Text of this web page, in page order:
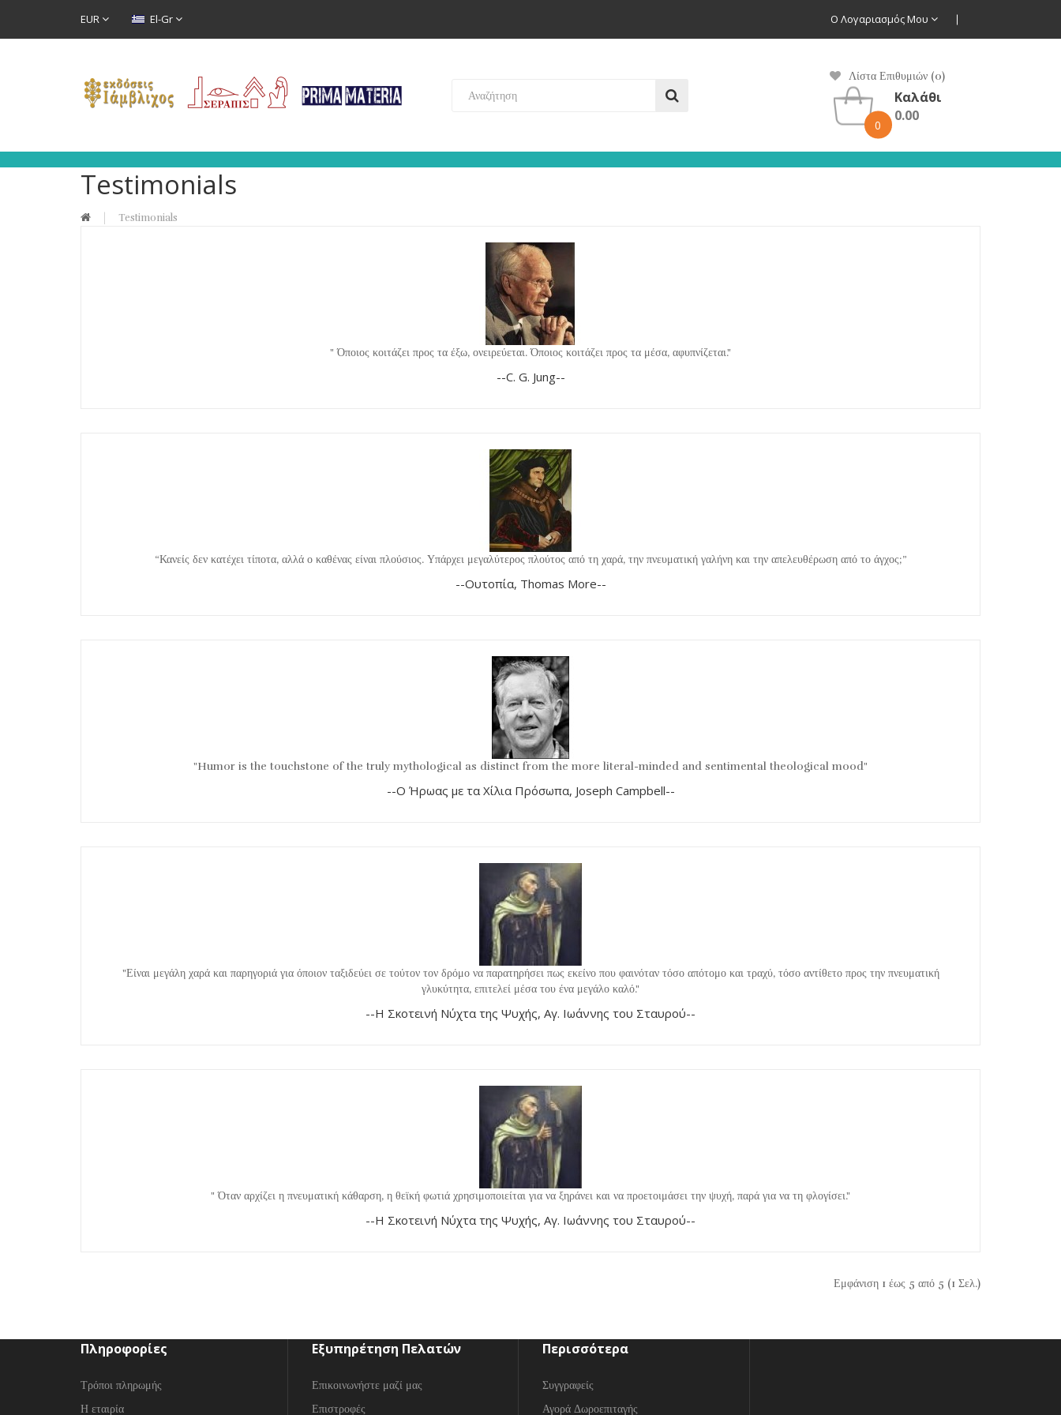
EUR El-Gr Ο Λογαριασμός Μου
Λίστα Επιθυμιών (0)
0
Καλάθι
0.00
Testimonials
Testimonials
" Όποιος κοιτάζει προς τα έξω, ονειρεύεται. Όποιος κοιτάζει προς τα μέσα, αφυπνίζεται."
--C. G. Jung--
“Κανείς δεν κατέχει τίποτα, αλλά ο καθένας είναι πλούσιος. Υπάρχει μεγαλύτερος πλούτος από τη χαρά, την πνευματική γαλήνη και την απελευθέρωση από το άγχος;”
--Ουτοπία, Thomas More--
"Humor is the touchstone of the truly mythological as distinct from the more literal-minded and sentimental theological mood"
--Ο Ήρωας με τα Χίλια Πρόσωπα, Joseph Campbell--
"Είναι μεγάλη χαρά και παρηγοριά για όποιον ταξιδεύει σε τούτον τον δρόμο να παρατηρήσει πως εκείνο που φαινόταν τόσο απότομο και τραχύ, τόσο αντίθετο προς την πνευματική
γλυκύτητα, επιτελεί μέσα του ένα μεγάλο καλό."
--Η Σκοτεινή Νύχτα της Ψυχής, Αγ. Ιωάννης του Σταυρού--
" Όταν αρχίζει η πνευματική κάθαρση, η θεϊκή φωτιά χρησιμοποιείται για να ξηράνει και να προετοιμάσει την ψυχή, παρά για να τη φλογίσει."
--Η Σκοτεινή Νύχτα της Ψυχής, Αγ. Ιωάννης του Σταυρού--
Εμφάνιση 1 έως 5 από 5 (1 Σελ.)
Πληροφορίες
Τρόποι πληρωμής
Η εταιρία
Εξυπηρέτηση Πελατών
Επικοινωνήστε μαζί μας
Επιστροφές
Περισσότερα
Συγγραφείς
Αγορά Δωροεπιταγής